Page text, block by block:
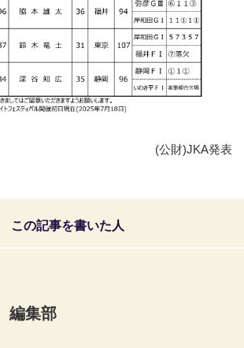
(公財)JKA発表
この記事を書いた人
編集部